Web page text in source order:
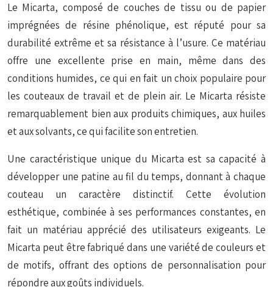
Le Micarta, composé de couches de tissu ou de papier
imprégnées de résine phénolique, est réputé pour sa
durabilité extrême et sa résistance à l’usure. Ce matériau
offre une excellente prise en main, même dans des
conditions humides, ce qui en fait un choix populaire pour
les couteaux de travail et de plein air. Le Micarta résiste
remarquablement bien aux produits chimiques, aux huiles
et aux solvants, ce qui facilite son entretien.
Une caractéristique unique du Micarta est sa capacité à
développer une patine au fil du temps, donnant à chaque
couteau un caractère distinctif. Cette évolution
esthétique, combinée à ses performances constantes, en
fait un matériau apprécié des utilisateurs exigeants. Le
Micarta peut être fabriqué dans une variété de couleurs et
de motifs, offrant des options de personnalisation pour
répondre aux goûts individuels.